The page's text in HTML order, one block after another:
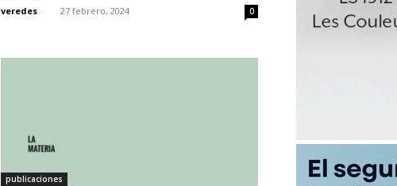
veredes - 27 febrero, 2024 0
publicaciones